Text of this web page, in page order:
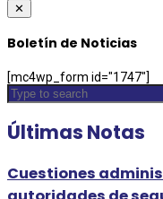
✕
Boletín de Noticias
[mc4wp_form id="1747"]
Últimas Notas
Cuestiones